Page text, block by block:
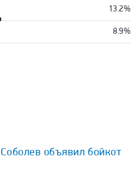
13.2%
8.9%
объявил бойкот